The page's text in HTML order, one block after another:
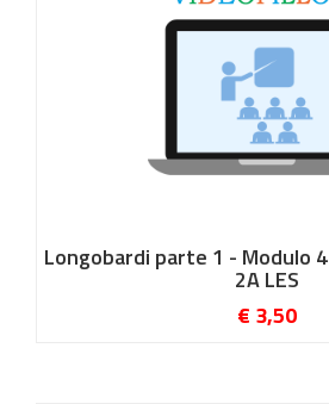
Longobardi parte 1 - Modulo
2A LES
€ 3,50